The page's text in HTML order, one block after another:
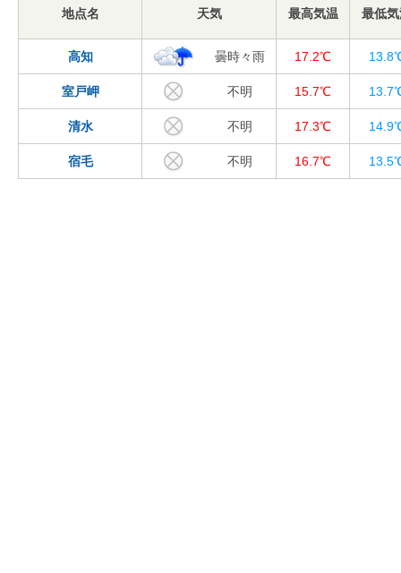
地点名 天気 最高気温 最低
高知 曇時々雨 17.2℃
室戸岬 不明 15.7℃
清水 不明 17.3℃
宿毛 不明 16.7℃